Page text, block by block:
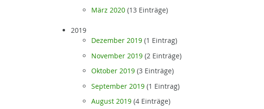
März 2020 (13 Einträge)
2019
Dezember 2019 (1 Eintrag)
November 2019 (2 Einträge)
Oktober 2019 (3 Einträge)
September 2019 (1 Eintrag)
August 2019 (4 Einträge)